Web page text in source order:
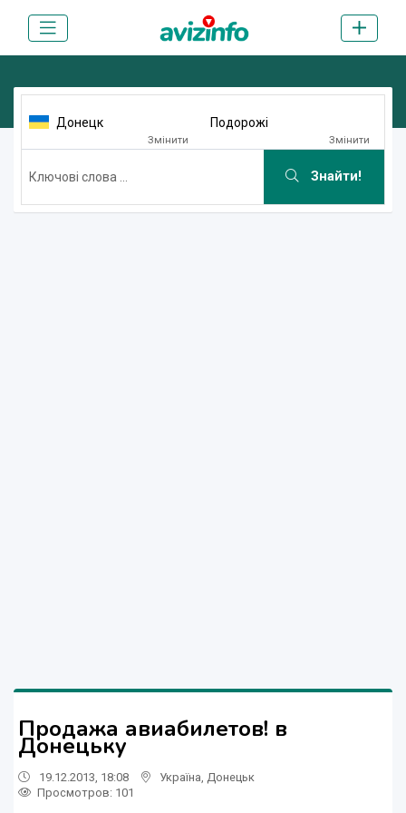
Донецк
Змінити
Подорожі
Змінити
Знайти!
Продажа авиабилетов! в
Донецьку
19.12.2013, 18:08 Україна Донецьк
Просмотров: 101